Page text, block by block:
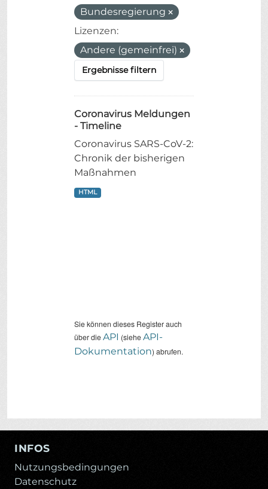
Bundesregierung
Lizenzen:
Andere (gemeinfrei)
Ergebnisse filtern
Coronavirus Meldungen
- Timeline
Coronavirus SARS-CoV-2:
Chronik der bisherigen
Maßnahmen
HTML
Sie können dieses Register auch
über dieAPI (sieheAPI-
Dokumentation) abrufen.
INFOS
Nutzungsbedingungen
Datenschutz